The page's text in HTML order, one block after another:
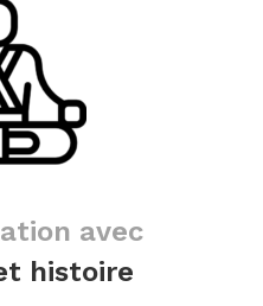
avec
histoire